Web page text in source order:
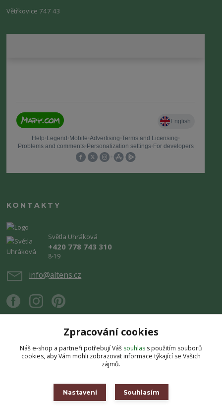
Větřkovice 747 43
KONTAKTY
Světla Uhráková
+420 778 743 310
8-19
info@altens.cz
Upravit sběr cookies.
Jakékoli užití obsahu bez souhlasu autora je zakázáno.
Vytvořeno na
Eshop-rychle.cz
Zpracování cookies
Náš e-shop a partneři potřebují Váš souhlas s použitím souborů
cookies, aby Vám mohli zobrazovat informace týkající se Vašich
zájmů.
Nastavení Souhlasím